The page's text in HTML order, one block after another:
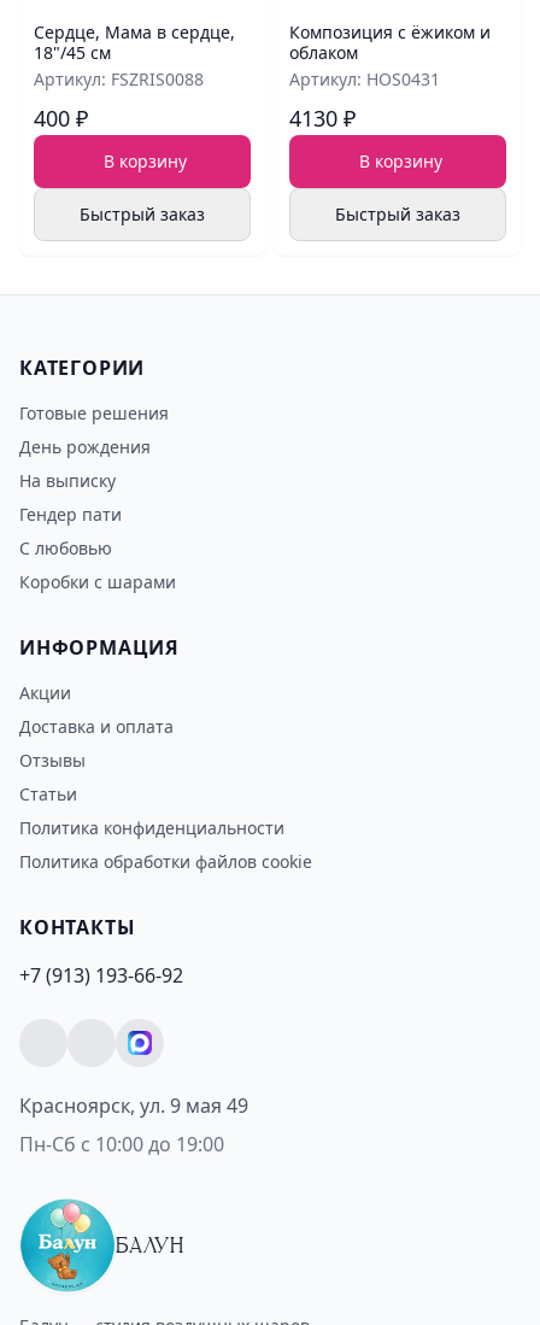
Сердце, Мама в сердце,
18"/45 см
Артикул: FSZRIS0088
400 ₽
В корзину
Быстрый заказ
Композиция с ёжиком и
облаком
Артикул: HOS0431
4130 ₽
В корзину
Быстрый заказ
КАТЕГОРИИ
Готовые решения
День рождения
На выписку
Гендер пати
С любовью
Коробки с шарами
ИНФОРМАЦИЯ
Акции
Доставка и оплата
Отзывы
Статьи
Политика конфиденциальности
Политика обработки файлов cookie
КОНТАКТЫ
+7 (913) 193-66-92
Красноярск, ул. 9 мая 49
Пн-Сб с 10:00 до 19:00
БАЛУН